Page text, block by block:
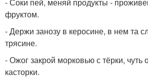
фруктом.
- Держи занозу в керосине, в нем та
трясине.
- Ожог закрой морковью с тёрки, чуть
касторки.